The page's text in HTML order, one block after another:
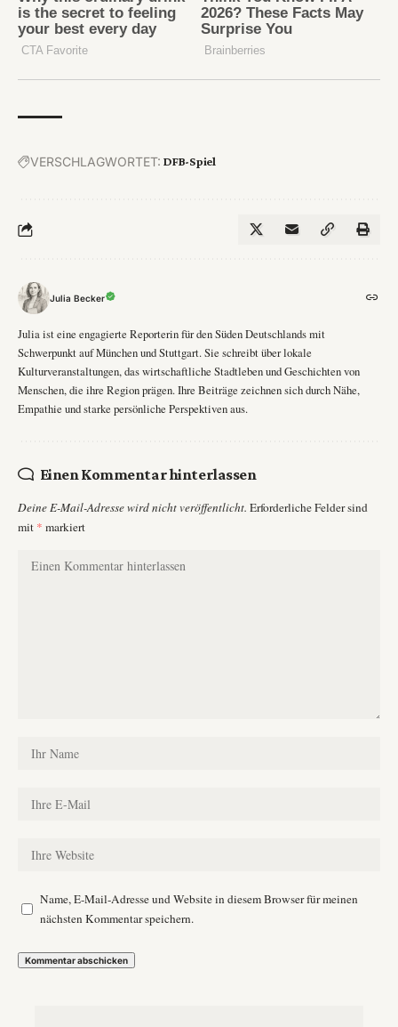
VERSCHLAGWORTET: DFB-Spiel
Julia Becker
Julia ist eine engagierte Reporterin für den Süden Deutschlands mit
Schwerpunkt auf München und Stuttgart. Sie schreibt über lokale
Kulturveranstaltungen, das wirtschaftliche Stadtleben und Geschichten von
Menschen, die ihre Region prägen. Ihre Beiträge zeichnen sich durch Nähe,
Empathie und starke persönliche Perspektiven aus.
Einen Kommentar hinterlassen
Deine E-Mail-Adresse wird nicht veröffentlicht. Erforderliche Felder sind
mit * markiert
Name, E-Mail-Adresse und Website in diesem Browser für meinen
nächsten Kommentar speichern.